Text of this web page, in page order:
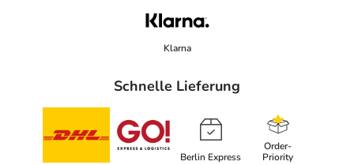
Klarna
Schnelle Lieferung
Berlin Express
Order-
Priority